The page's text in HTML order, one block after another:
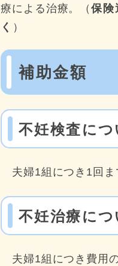
療による治療。（保険
く ）
補助金額
不妊検査につ
夫婦1組につき1回ま
不妊治療につ
夫婦1組につき費用